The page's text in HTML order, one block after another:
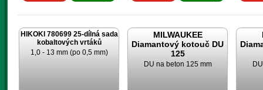
HIKOKI 780699 25-dílná sada
kobaltových vrtáků
1,0 - 13 mm (po 0,5 mm)
MILWAUKEE
Diamantový kotouč DU
125
DU na beton 125 mm